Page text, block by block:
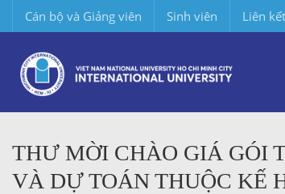
Cán bộ và Giảng viên Sinh viên Liên
THƯ MỜI CHÀO GIÁ GÓI
VÀ DỰ TOÁN THUỘC KẾ